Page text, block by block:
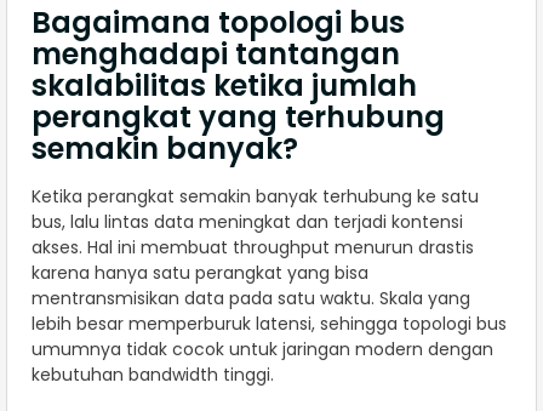
Bagaimana topologi bus
menghadapi tantangan
skalabilitas ketika jumlah
perangkat yang terhubung
semakin banyak?
Ketika perangkat semakin banyak terhubung ke satu
bus, lalu lintas data meningkat dan terjadi kontensi
akses. Hal ini membuat throughput menurun drastis
karena hanya satu perangkat yang bisa
mentransmisikan data pada satu waktu. Skala yang
lebih besar memperburuk latensi, sehingga topologi bus
umumnya tidak cocok untuk jaringan modern dengan
kebutuhan bandwidth tinggi.